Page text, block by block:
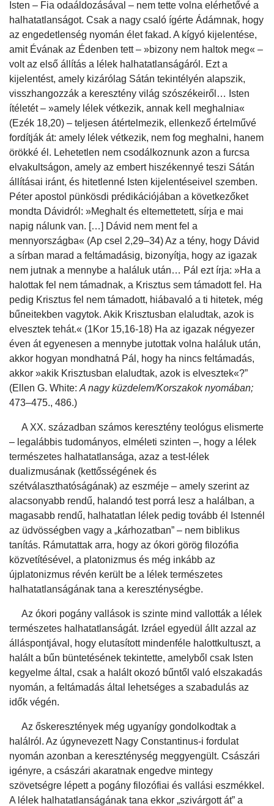
Isten – Fia odaáldozásával – nem tette volna elérhetővé a
halhatatlanságot. Csak a nagy csaló ígérte Ádámnak, hogy
az engedetlenség nyomán élet fakad. A kígyó kijelentése,
amit Évának az Édenben tett – »bizony nem haltok meg« –
volt az első állítás a lélek halhatatlanságáról. Ezt a
kijelentést, amely kizárólag Sátán tekintélyén alapszik,
visszhangozzák a keresztény világ szószékeiről… Isten
ítéletét – »amely lélek vétkezik, annak kell meghalnia«
(Ezék 18,20) – teljesen átértelmezik, ellenkező értelművé
fordítják át: amely lélek vétkezik, nem fog meghalni, hanem
örökké él. Lehetetlen nem csodálkoznunk azon a furcsa
elvakultságon, amely az embert hiszékennyé teszi Sátán
állításai iránt, és hitetlenné Isten kijelentéseivel szemben.
Péter apostol pünkösdi prédikációjában a következőket
mondta Dávidról: »Meghalt és eltemettetett, sírja e mai
napig nálunk van. […] Dávid nem ment fel a
mennyországba« (Ap csel 2,29–34) Az a tény, hogy Dávid
a sírban marad a feltámadásig, bizonyítja, hogy az igazak
nem jutnak a mennybe a haláluk után… Pál ezt írja: »Ha a
halottak fel nem támadnak, a Krisztus sem támadott fel. Ha
pedig Krisztus fel nem támadott, hiábavaló a ti hitetek, még
bűneitekben vagytok. Akik Krisztusban elaludtak, azok is
elvesztek tehát.« (1Kor 15,16-18) Ha az igazak négyezer
éven át egyenesen a mennybe jutottak volna haláluk után,
akkor hogyan mondhatná Pál, hogy ha nincs feltámadás,
akkor »akik Krisztusban elaludtak, azok is elvesztek«?”
(Ellen G. White: A nagy küzdelem/Korszakok nyomában;
473–475., 486.)
A XX. században számos keresztény teológus elismerte
– legalábbis tudományos, elméleti szinten –, hogy a lélek
természetes halhatatlansága, azaz a test-lélek
dualizmusának (kettősségének és
szétválaszthatóságának) az eszméje – amely szerint az
alacsonyabb rendű, halandó test porrá lesz a halálban, a
magasabb rendű, halhatatlan lélek pedig tovább él Istennél
az üdvösségben vagy a „kárhozatban” – nem biblikus
tanítás. Rámutattak arra, hogy az ókori görög filozófia
közvetítésével, a platonizmus és még inkább az
újplatonizmus révén került be a lélek természetes
halhatatlanságának tana a kereszténységbe.
Az ókori pogány vallások is szinte mind vallották a lélek
természetes halhatatlanságát. Izráel egyedül állt azzal az
álláspontjával, hogy elutasított mindenféle halottkultuszt, a
halált a bűn büntetésének tekintette, amelyből csak Isten
kegyelme által, csak a halált okozó bűntől való elszakadás
nyomán, a feltámadás által lehetséges a szabadulás az
idők végén.
Az őskeresztények még ugyanígy gondolkodtak a
halálról. Az úgynevezett Nagy Constantinus-i fordulat
nyomán azonban a kereszténység meggyengült. Császári
igényre, a császári akaratnak engedve mintegy
szövetségre lépett a pogány filozófiai és vallási eszmékkel.
A lélek halhatatlanságának tana ekkor „szivárgott át” a